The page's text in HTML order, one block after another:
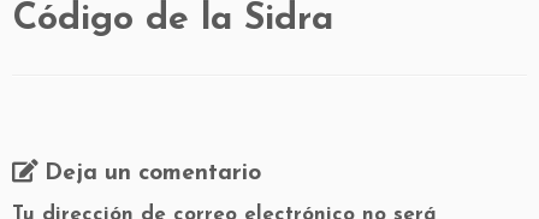
Código de la Sidra
Deja un comentario